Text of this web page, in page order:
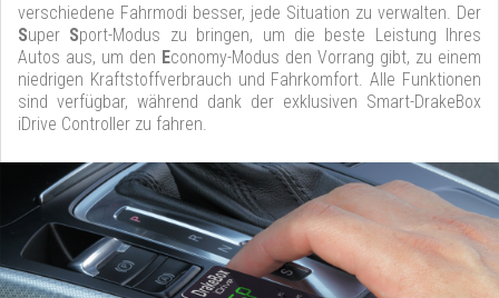
verschiedene Fahrmodi besser, jede Situation zu verwalten. Der
Super Sport-Modus zu bringen, um die beste Leistung Ihres
Autos aus, um den Economy-Modus den Vorrang gibt, zu einem
niedrigen Kraftstoffverbrauch und Fahrkomfort. Alle Funktionen
sind verfügbar, während dank der exklusiven Smart-DrakeBox
iDrive Controller zu fahren.